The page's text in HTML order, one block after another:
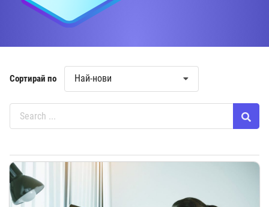
Сортирай по Най-нови